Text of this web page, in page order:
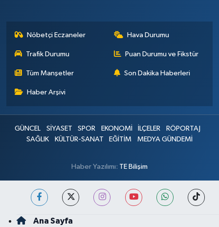
Nöbetçi Eczaneler Hava Durumu
Trafik Durumu Puan Durumu ve Fikstür
Tüm Manşetler Son Dakika Haberleri
Haber Arşivi
GÜNCEL SİYASET SPOR EKONOMİ İLÇELER
RÖPORTAJ
SAĞLIK
KÜLTÜR-SANAT EĞİTİM MEDYA GÜNDEMİ
Haber Yazılımı: TE Bilişim
Ana Sayfa